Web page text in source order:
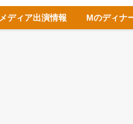
メディア出演情報 Mのディナ